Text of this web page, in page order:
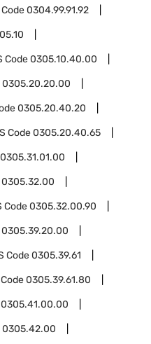
Code0304.99.91.92
Code0305.10.40.00
0305.20.20.00
0305.20.40.20
Code0305.20.40.65
0305.31.01.00
0305.32.00
Code0305.32.00.90
0305.39.20.00
Code0305.39.61
0305.39.61.80
0305.41.00.00
0305.42.00